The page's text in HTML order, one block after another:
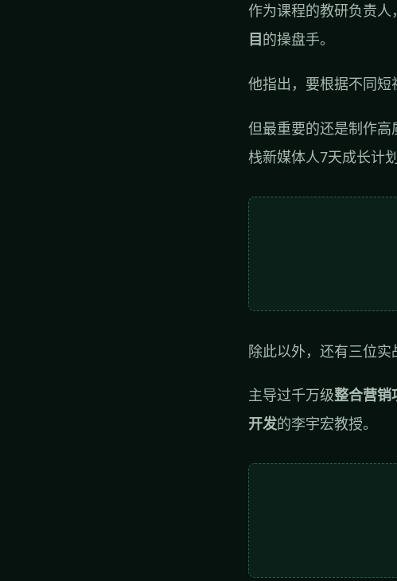
作为课程的教研负责人，
目的操盘手。
他指出，要根据不同短
但最重要的还是制作
栈新媒体人7天成长计
除此以外，还有三位
主导过千万级整合营销
开发的李宇宏教授。